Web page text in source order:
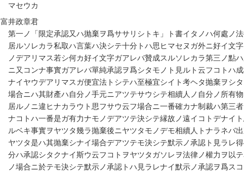
マセウカ
富井政章君
第一ノ「限定承認又ハ抛棄ヲ爲ササリシトキ」ト書イタノハ何處ノ
居ルソレカラ私取ハ言葉ハ決シテ十分トハ思ヒマセヌガ外ニ好イ文
ノデアリマス若シ何カ好イ文字ガアレバ贊成スルソレカラ第三ノ點
ニ又コンナ事實ガアレバ單純承認ヲ爲シタモノト見ルト云フコトハ
ナイヤウデアリマスガ便宜法トシテハ至極宜シイト考ヘタ抛棄ヲシ
場合ニハ其財產ハ自分ノ手元ニアツテサウシテ相續人ノ自分ノ所有
居ルノニ違ヒナカラウト思フサウ云フ場合ニ一番確カナ制裁ハ第三
ナコトハ一番是ガ有力ナモノデアツテ決シテ縁故ノ遠イコトデナイ
ルベキ事實ヲヤツタ幾ラ抛棄後ニヤツタモノデモ相續人トナラネバ
ヤツタ是ハ其抛棄シナイ場合デアツテモ決シテ默示ノ承認ト見ラレ
分ハ承認シタクナイ斯ウ云フコトヲヤツタガソレヲ法律ノ權力ヲ以
ノ場合ニ於テモ決シテ默示ノ承認トハ見ラレナイ默示ノ承認ヲ爲ス